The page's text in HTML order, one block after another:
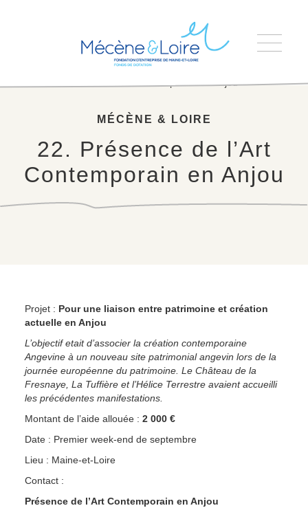
22. Présence de l’Art Contemporain en Anjou
MÉCÈNE & LOIRE
22. Présence de l’Art
Contemporain en Anjou
Projet : Pour une liaison entre patrimoine et création
actuelle en Anjou
L’objectif etait d’associer la création contemporaine
Angevine à un nouveau site patrimonial angevin lors de la
journée européenne du patrimoine. Le Château de la
Fresnaye, La Tuffière et l’Hélice Terrestre avaient accueilli
les précédentes manifestations.
Montant de l’aide allouée : 2 000 €
Date : Premier week-end de septembre
Lieu : Maine-et-Loire
Contact :
Présence de l’Art Contemporain en Anjou